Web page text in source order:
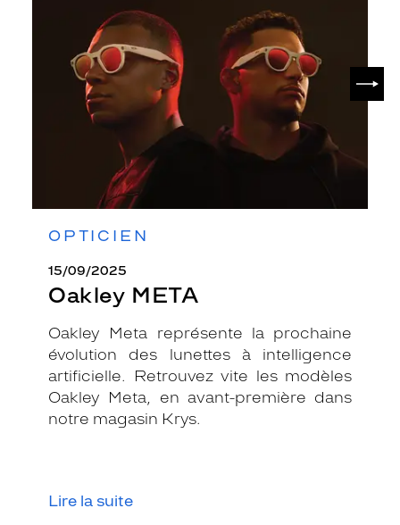
OPTICIEN
15/09/2025
Oakley META
Oakley Meta représente la prochaine
évolution des lunettes à intelligence
artificielle. Retrouvez vite les modèles
Oakley Meta, en avant-première dans
notre magasin Krys.
Lire la suite